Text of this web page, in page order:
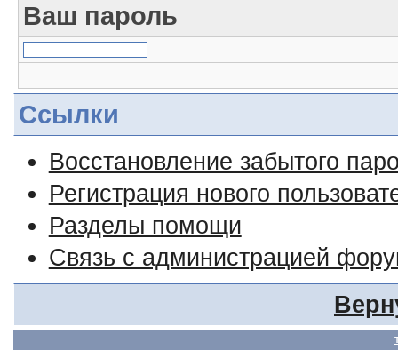
Ваш пароль
Ссылки
Восстановление забытого
Регистрация нового
Разделы помощи
Связь с администрацией